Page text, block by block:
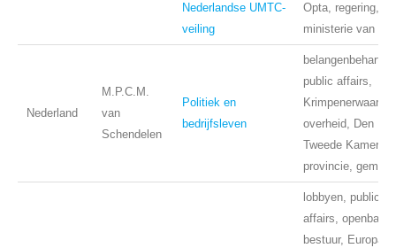
Nederlandse UMTC-
veiling
Opta, regering,
ministerie van
Nederland
M.P.C.M.
van
Schendelen
Politiek en
bedrijfsleven
public affairs,
Krimpenerwaard,
overheid, Den
Tweede Kamer,
provincie,
lobbyen, public
affairs, openbaar
bestuur, Europa,